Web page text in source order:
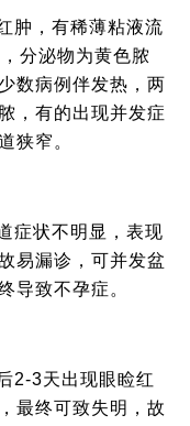
肿，有稀薄粘液流
分泌物为黄色脓
数病例伴发热，两
，有的出现并发症
狭窄。
症状不明显，表现
易漏诊，可并发盆
导致不孕症。
2-3天出现眼睑红
最终可致失明，故